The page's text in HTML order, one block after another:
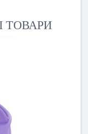
ТОВАРИ